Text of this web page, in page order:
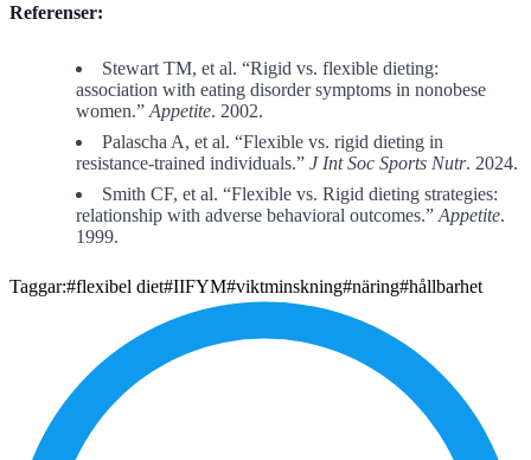
Referenser:
Stewart TM, et al. “Rigid vs. flexible dieting:
association with eating disorder symptoms in nonobese
women.” Appetite. 2002.
Palascha A, et al. “Flexible vs. rigid dieting in
resistance-trained individuals.” J Int Soc Sports Nutr. 2024.
Smith CF, et al. “Flexible vs. Rigid dieting strategies:
relationship with adverse behavioral outcomes.” Appetite.
1999.
Taggar:#flexibel diet#IIFYM#viktminskning#näring#hållbarhet